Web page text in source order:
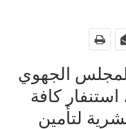
الجهوي
كافة
لتأمين